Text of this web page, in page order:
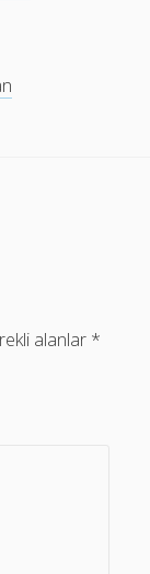
alanlar *